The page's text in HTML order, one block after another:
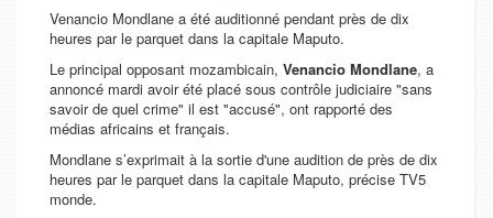
Venancio Mondlane a été auditionné pendant près de dix
heures par le parquet dans la capitale Maputo.
Le principal opposant mozambicain, Venancio Mondlane, a
annoncé mardi avoir été placé sous contrôle judiciaire "sans
savoir de quel crime" il est "accusé", ont rapporté des
médias africains et français.
Mondlane s’exprimait à la sortie d'une audition de près de dix
heures par le parquet dans la capitale Maputo, précise TV5
monde.